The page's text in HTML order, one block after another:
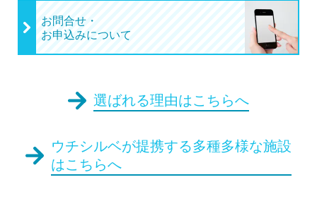
お問合せ・
お申込みについて
選ばれる理由はこちらへ
ウチシルベが提携する多種多様な施設
はこちらへ